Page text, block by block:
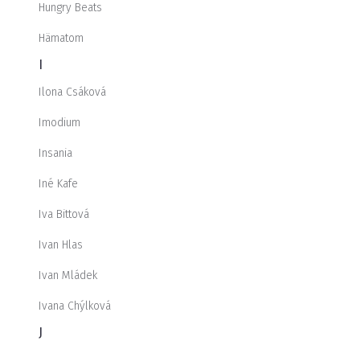
Hungry Beats
Hämatom
I
Ilona Csáková
Imodium
Insania
Iné Kafe
Iva Bittová
Ivan Hlas
Ivan Mládek
Ivana Chýlková
J